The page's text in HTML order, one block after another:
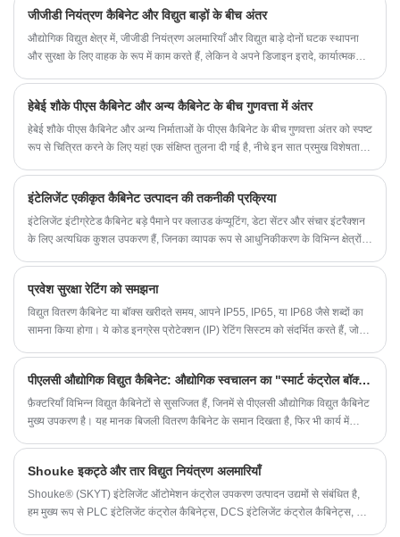
जीजीडी नियंत्रण कैबिनेट और विद्युत बाड़ों के बीच अंतर
औद्योगिक विद्युत क्षेत्र में, जीजीडी नियंत्रण अलमारियाँ और विद्युत बाड़े दोनों घटक स्थापना
और सुरक्षा के लिए वाहक के रूप में काम करते हैं, लेकिन वे अपने डिजाइन इरादे, कार्यात्मक
हेबेई शौके पीएस कैबिनेट और अन्य कैबिनेट के बीच गुणवत्ता में अंतर
हेबेई शौके पीएस कैबिनेट और अन्य निर्माताओं के पीएस कैबिनेट के बीच गुणवत्ता अंतर को स्पष्ट
रूप से चित्रित करने के लिए यहां एक संक्षिप्त तुलना दी गई है, नीचे इन सात प्रमुख विशेषताओं
इंटेलिजेंट एकीकृत कैबिनेट उत्पादन की तकनीकी प्रक्रिया
इंटेलिजेंट इंटीग्रेटेड कैबिनेट बड़े पैमाने पर क्लाउड कंप्यूटिंग, डेटा सेंटर और संचार इंटरैक्शन
के लिए अत्यधिक कुशल उपकरण हैं, जिनका व्यापक रूप से आधुनिकीकरण के विभिन्न क्षेत्रों में
प्रवेश सुरक्षा रेटिंग को समझना
विद्युत वितरण कैबिनेट या बॉक्स खरीदते समय, आपने IP55, IP65, या IP68 जैसे शब्दों का
सामना किया होगा। ये कोड इनग्रेस प्रोटेक्शन (IP) रेटिंग सिस्टम को संदर्भित करते हैं, जो
पीएलसी औद्योगिक विद्युत कैबिनेट: औद्योगिक स्वचालन का "स्मार्ट कंट्रोल बॉक्स"।
फ़ैक्टरियाँ विभिन्न विद्युत कैबिनेटों से सुसज्जित हैं, जिनमें से पीएलसी औद्योगिक विद्युत कैबिनेट
मुख्य उपकरण है। यह मानक बिजली वितरण कैबिनेट के समान दिखता है, फिर भी कार्य में
Shouke इकट्ठे और तार विद्युत नियंत्रण अलमारियाँ
Shouke® (SKYT) इंटेलिजेंट ऑटोमेशन कंट्रोल उपकरण उत्पादन उद्यमों से संबंधित है,
हम मुख्य रूप से PLC इंटेलिजेंट कंट्रोल कैबिनेट्स, DCS इंटेलिजेंट कंट्रोल कैबिनेट्स, TS